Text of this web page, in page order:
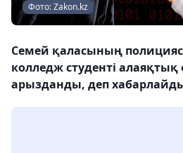
Фото: Zakon.kz
Семей қаласының
колледж студенті
арызданды, деп